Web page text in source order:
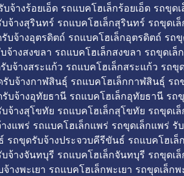
จ้างร้อยเอ็ด รถแบคโฮเล็กร้อยเอ็ด รถขุ
จ้างสุรินทร์ รถแบคโฮเล็กสุรินทร์ รถขุด
บจ้างอุตรดิตถ์ รถแบคโฮเล็กอุตรดิตถ์ ร
จ้างสงขลา รถแบคโฮเล็กสงขลา รถขุดเ
บจ้างสระแก้ว รถแบคโฮเล็กสระแก้ว รถ
บจ้างกาฬสินธุ์ รถแบคโฮเล็กกาฬสินธุ์ ร
บจ้างอุทัยธานี รถแบคโฮเล็กอุทัยธานี ร
จ้างสุโขทัย รถแบคโฮเล็กสุโขทัย รถขุด
งแพร่ รถแบคโฮเล็กแพร่ รถขุดเล็กแพร่
รถขุดรับจ้างประจวบคีรีขันธ์ รถแบคโฮเ
จ้างจันทบุรี รถแบคโฮเล็กจันทบุรี รถขุด
างพะเยา รถแบคโฮเล็กพะเยา รถขุดเล็ก